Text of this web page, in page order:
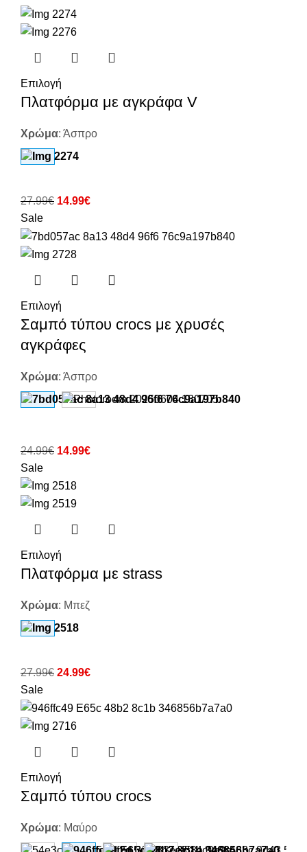
Επιλογή
Πλατφόρμα με αγκράφα V
Χρώμα: Άσπρο
27.99€ 14.99€
Sale
Επιλογή
Σαμπό τύπου crocs με χρυσές
αγκράφες
Χρώμα: Άσπρο
24.99€ 14.99€
Sale
Επιλογή
Πλατφόρμα με strass
Χρώμα: Μπεζ
27.99€ 24.99€
Sale
Επιλογή
Σαμπό τύπου crocs
Χρώμα: Μαύρο